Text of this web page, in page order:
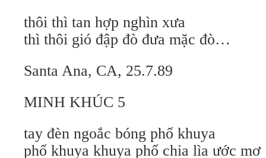
thôi thì tan hợp nghìn xưa
thì thôi gió đập đò đưa mặc đò…
Santa Ana, CA, 25.7.89
MINH KHÚC 5
tay đèn ngoắc bóng phố khuya
phố khuya khuya phố chia lìa ước mơ